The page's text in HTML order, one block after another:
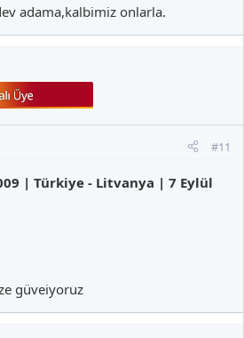
adama,kalbimiz onlarla.
#11
| Türkiye - Litvanya | 7 Eylül
güveiyoruz